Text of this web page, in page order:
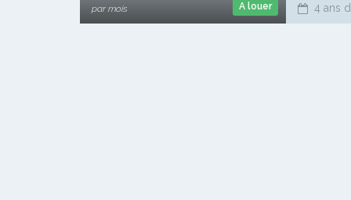
A louer
par mois 4 ans